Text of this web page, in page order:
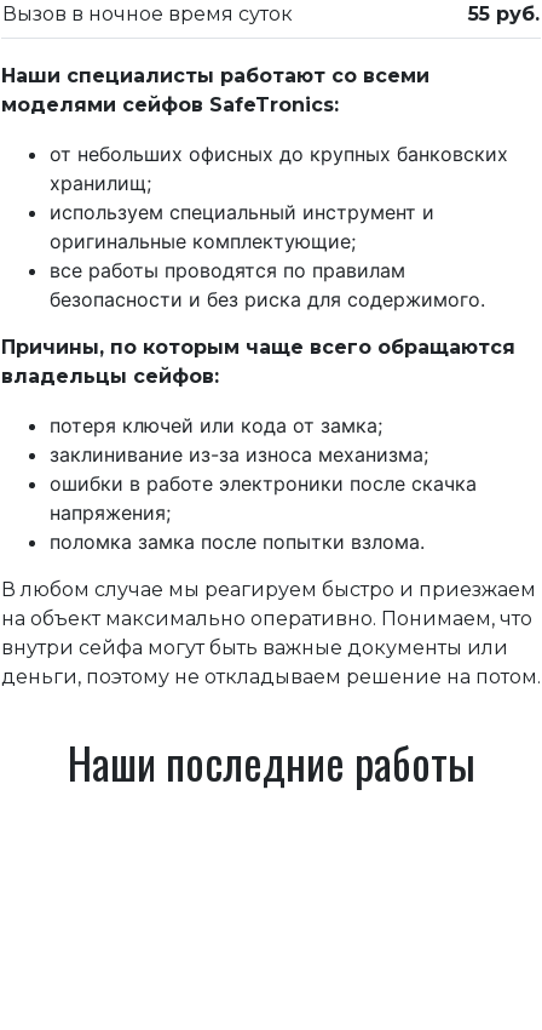
Вызов в ночное время суток 55 руб.
Наши специалисты работают со всеми
моделями сейфов SafeTronics:
от небольших офисных до крупных банковских
хранилищ;
используем специальный инструмент и
оригинальные комплектующие;
все работы проводятся по правилам
безопасности и без риска для содержимого.
Причины, по которым чаще всего обращаются
владельцы сейфов:
потеря ключей или кода от замка;
заклинивание из-за износа механизма;
ошибки в работе электроники после скачка
напряжения;
поломка замка после попытки взлома.
В любом случае мы реагируем быстро и приезжаем
на объект максимально оперативно. Понимаем, что
внутри сейфа могут быть важные документы или
деньги, поэтому не откладываем решение на потом.
Наши последние работы